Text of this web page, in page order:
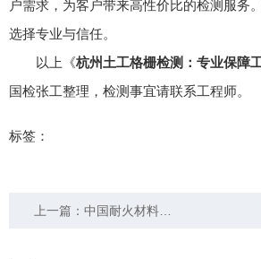
户需求，为客户带来高性价比的检测服务
选择专业与信任。
以上《杭州土工格栅检测：专业保障
国检张工整理，检测事宜请联系工程师。
标签：
上一篇：中国耐火材料检测：现状、方法与收费标准